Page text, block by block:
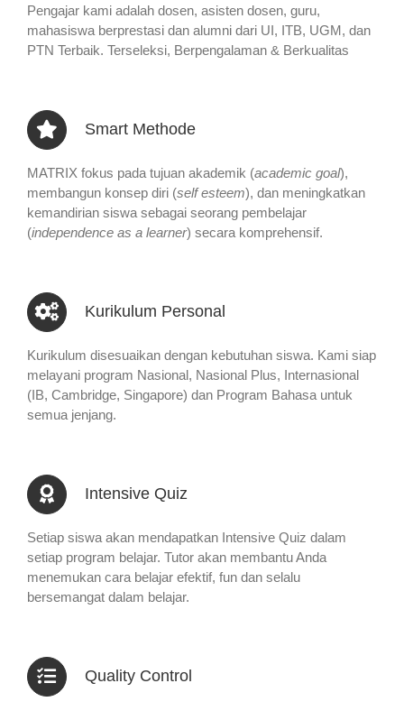
Pengajar kami adalah dosen, asisten dosen, guru,
mahasiswa berprestasi dan alumni dari UI, ITB, UGM, dan
PTN Terbaik. Terseleksi, Berpengalaman & Berkualitas
Smart Methode
MATRIX fokus pada tujuan akademik (academic goal),
membangun konsep diri (self esteem), dan meningkatkan
kemandirian siswa sebagai seorang pembelajar
(independence as a learner) secara komprehensif.
Kurikulum Personal
Kurikulum disesuaikan dengan kebutuhan siswa. Kami siap
melayani program Nasional, Nasional Plus, Internasional
(IB, Cambridge, Singapore) dan Program Bahasa untuk
semua jenjang.
Intensive Quiz
Setiap siswa akan mendapatkan Intensive Quiz dalam
setiap program belajar. Tutor akan membantu Anda
menemukan cara belajar efektif, fun dan selalu
bersemangat dalam belajar.
Quality Control